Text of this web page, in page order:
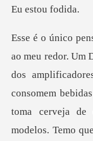
tou f
consomem
toma cerveja de
modelos. Temo